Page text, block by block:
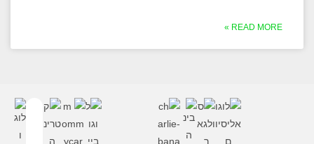
READ MORE »